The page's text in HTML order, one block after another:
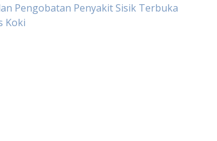
Pengobatan Penyakit Sisik Terbuka
Koki